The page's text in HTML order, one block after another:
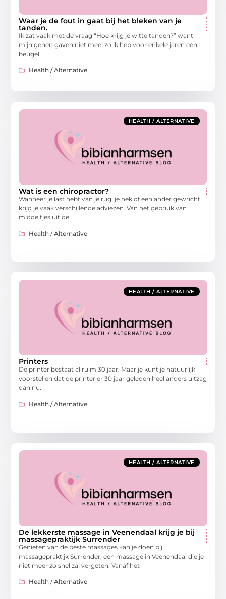
Waar je de fout in gaat bij het bleken van je
tanden.
Ik zat vaak met de vraag “Hoe krijg je witte tanden?” want
mijn genen gaven niet mee, zo ik heb voor enkele jaren een
beugel
Health / Alternative
HEALTH / ALTERNATIVE
Wat is een chiropractor?
Wanneer je last hebt van je rug, je nek of een ander gewricht,
krijg je vaak verschillende adviezen. Van het gebruik van
middeltjes uit de
Health / Alternative
HEALTH / ALTERNATIVE
Printers
De printer bestaat al ruim 30 jaar. Maar je kunt je natuurlijk
voorstellen dat de printer er 30 jaar geleden heel anders uitzag
dan nu.
Health / Alternative
HEALTH / ALTERNATIVE
De lekkerste massage in Veenendaal krijg je bij
massagepraktijk Surrender
Genieten van de beste massages kan je doen bij
massagepraktijk Surrender, een massage in Veenendaal die je
niet meer zo snel zal vergeten. Vanaf het
Health / Alternative